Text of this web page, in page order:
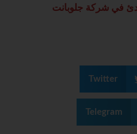
في شركة جلوبانت
Twitter
Telegram